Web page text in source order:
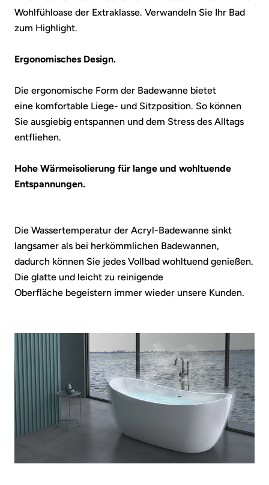
Wohlfühloase der Extraklasse. Verwandeln Sie Ihr Bad
zum Highlight.
Ergonomisches Design.
Die ergonomische Form der Badewanne bietet
eine komfortable Liege- und Sitzposition. So können
Sie ausgiebig entspannen und dem Stress des Alltags
entfliehen.
Hohe Wärmeisolierung für lange und wohltuende
Entspannungen.
Die Wassertemperatur der Acryl-Badewanne sinkt
langsamer als bei herkömmlichen Badewannen,
dadurch können Sie jedes Vollbad wohltuend genießen.
Die glatte und leicht zu reinigende
Oberfläche begeistern immer wieder unsere Kunden.